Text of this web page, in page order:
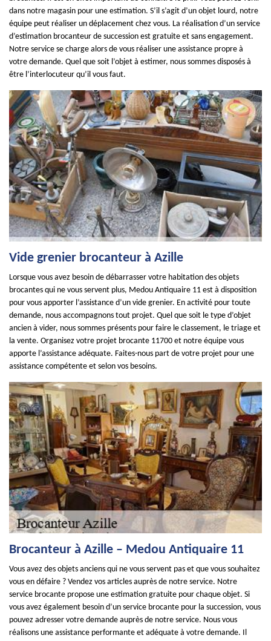
dans notre magasin pour une estimation. S’il s’agit d’un objet lourd, notre
équipe peut réaliser un déplacement chez vous. La réalisation d’un service
d’estimation brocanteur de succession est gratuite et sans engagement.
Notre service se charge alors de vous réaliser une assistance propre à
votre demande. Quel que soit l’objet à estimer, nous sommes disposés à
être l’interlocuteur qu’il vous faut.
Vide grenier brocanteur à Azille
Lorsque vous avez besoin de débarrasser votre habitation des objets
brocantes qui ne vous servent plus, Medou Antiquaire 11 est à disposition
pour vous apporter l’assistance d’un vide grenier. En activité pour toute
demande, nous accompagnons tout projet. Quel que soit le type d’objet
ancien à vider, nous sommes présents pour faire le classement, le triage et
la vente. Organisez votre projet brocante 11700 et notre équipe vous
apporte l’assistance adéquate. Faites-nous part de votre projet pour une
assistance compétente et selon vos besoins.
Brocanteur à Azille – Medou Antiquaire 11
Vous avez des objets anciens qui ne vous servent pas et que vous souhaitez
vous en défaire ? Vendez vos articles auprès de notre service. Notre
service brocante propose une estimation gratuite pour chaque objet. Si
vous avez également besoin d’un service brocante pour la succession, vous
pouvez adresser votre demande auprès de notre service. Nous vous
réalisons une assistance performante et adéquate à votre demande. Il